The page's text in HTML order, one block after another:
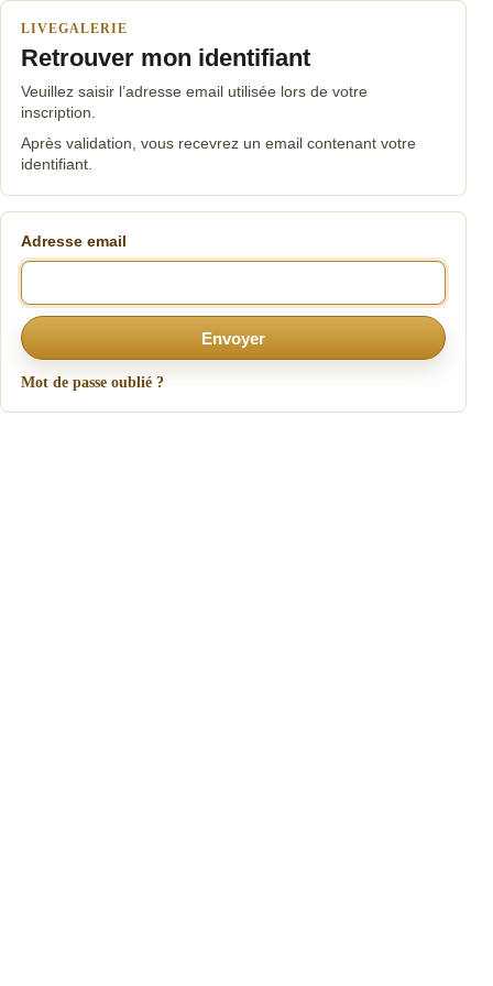
LIVEGALERIE
Retrouver mon identifiant
Veuillez saisir l’adresse email utilisée lors de votre
inscription.
Après validation, vous recevrez un email contenant votre
identifiant.
Adresse email
Envoyer
Mot de passe oublié ?